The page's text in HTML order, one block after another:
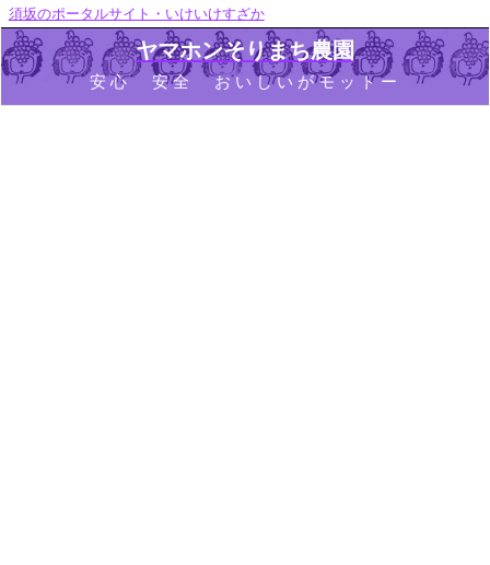
須坂のポータルサイト・いけいけすざか
ヤマホンそりまち農園
安心 安全 おいしいがモットー